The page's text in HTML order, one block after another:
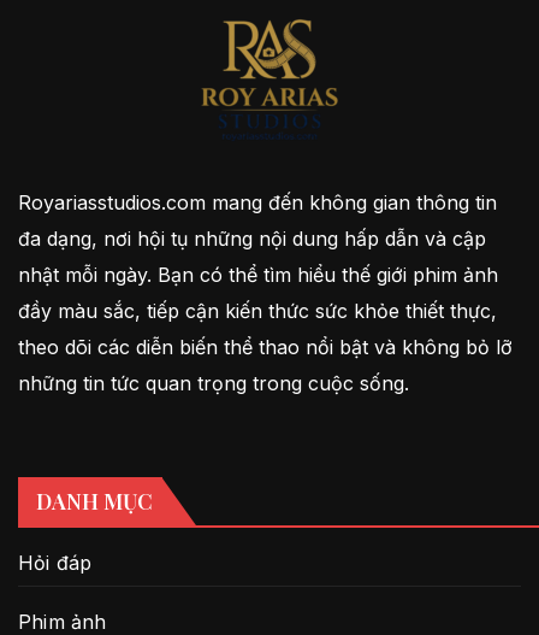
Royariasstudios.com mang đến không gian thông tin
đa dạng, nơi hội tụ những nội dung hấp dẫn và cập
nhật mỗi ngày. Bạn có thể tìm hiểu thế giới phim ảnh
đầy màu sắc, tiếp cận kiến thức sức khỏe thiết thực,
theo dõi các diễn biến thể thao nổi bật và không bỏ lỡ
những tin tức quan trọng trong cuộc sống.
DANH MỤC
Hỏi đáp
Phim ảnh